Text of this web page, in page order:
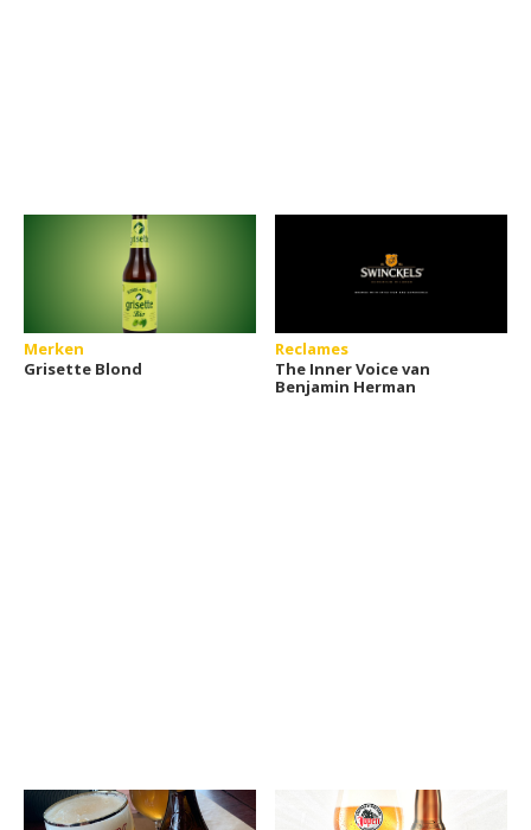
Merken
Grisette Blond
Reclames
The Inner Voice van
Benjamin Herman